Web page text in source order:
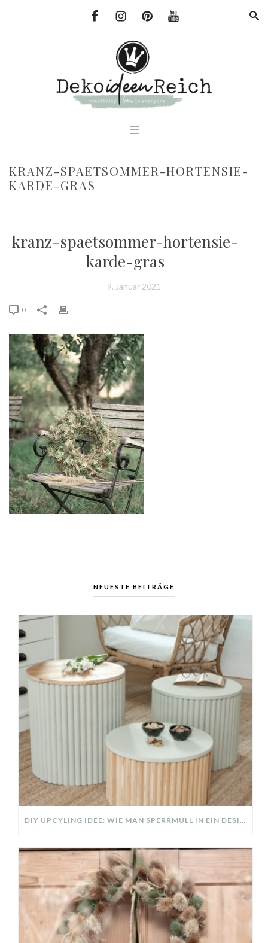
KRANZ-SPAETSOMMER-HORTENSIE-
KARDE-GRAS
kranz-spaetsommer-hortensie-
karde-gras
9. Januar 2021
0
NEUESTE BEITRÄGE
DIY UPCYLING IDEE: WIE MAN SPERRMÜLL IN EIN DESIGNER TEIL VERWANDELT